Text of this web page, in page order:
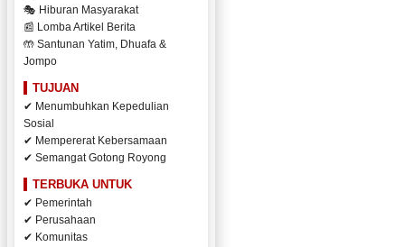
🎭 Hiburan Masyarakat
📰 Lomba Artikel Berita
🤲 Santunan Yatim, Dhuafa &
Jompo
TUJUAN
✔ Menumbuhkan Kepedulian
Sosial
✔ Mempererat Kebersamaan
✔ Semangat Gotong Royong
TERBUKA UNTUK
✔ Pemerintah
✔ Perusahaan
✔ Komunitas